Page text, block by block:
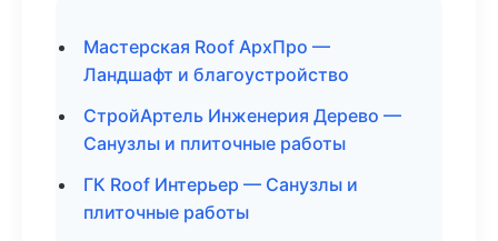
Мастерская Roof АрхПро —
Ландшафт и благоустройство
СтройАртель Инженерия Дерево —
Санузлы и плиточные работы
ГК Roof Интерьер — Санузлы и
плиточные работы